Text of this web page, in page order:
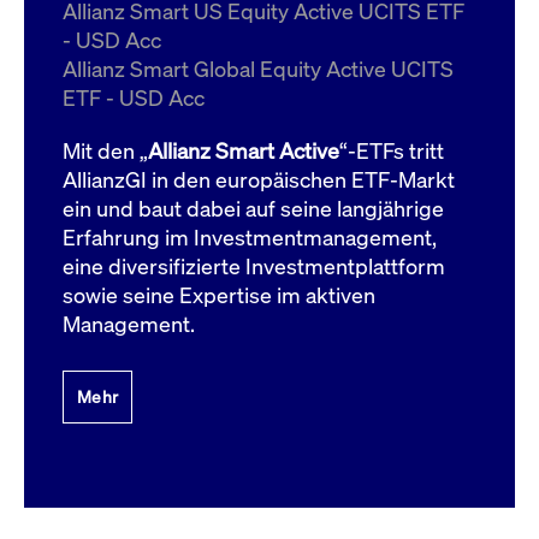
Allianz Smart US Equity Active UCITS ETF
- USD Acc
Allianz Smart Global Equity Active UCITS
ETF - USD Acc
Mit den „Allianz Smart Active“-ETFs tritt
AllianzGI in den europäischen ETF-Markt
ein und baut dabei auf seine langjährige
Erfahrung im Investmentmanagement,
eine diversifizierte Investmentplattform
sowie seine Expertise im aktiven
Management.
Mehr
ApplicationGatewayAffinityCORS
boerse.com
Domain
bis